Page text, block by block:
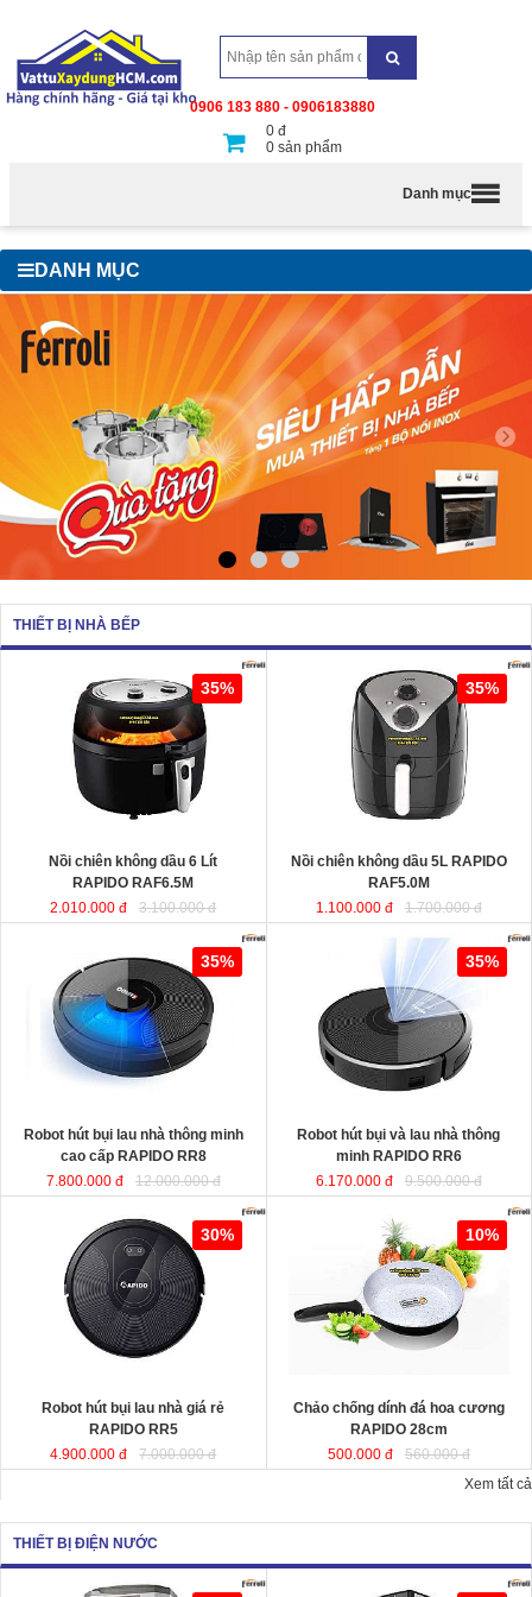
0906 183 880 - 0906183880
0 đ
0 sản phẩm
Danh mục
DANH MỤC
THIẾT BỊ NHÀ BẾP
Nồi chiên không dầu 6 Lít RAPIDO
sử dụng chất liệu nhựa
ABS an toàn và bền bỉ. Ngoài ra,
lòng nồi được sản xuất từ chất liệu
thép không gỉ phủ men chống dính,
giúp cho thực phẩm không bị dính,
vỡ nát trong quá trình chiên, rán…
35%
Nồi chiên không dầu 6 Lít
RAPIDO RAF6.5M
2.010.000 đ
3.100.000 đ
Nồi chiên không dầu 5L RAPIDO
35%
Nồi chiên không dầu 5L RAPIDO
RAF5.0M
1.100.000 đ
1.700.000 đ
Robot hút bụi lau nhà thông minh
cao cấp RAPIDO RR8
35%
Robot hút bụi lau nhà thông minh
cao cấp RAPIDO RR8
7.800.000 đ
12.000.000 đ
Robot hút bụi và lau nhà thông minh
35%
Robot hút bụi và lau nhà thông
minh RAPIDO RR6
6.170.000 đ
9.500.000 đ
Robot hút bụi lau nhà giá rẻ
RAPIDO RR5
30%
Robot hút bụi lau nhà giá rẻ
RAPIDO RR5
4.900.000 đ
7.000.000 đ
Chảo chống dính đá hoa cương
chất liệu nhôm đúc
nguyên khối giữ nhiệt tốt, thiết kế
hiện đại tiết kiệt năng lượng giúp
món ăn chín đều và nhanh hơn.
10%
Chảo chống dính đá hoa cương
RAPIDO 28cm
500.000 đ
560.000 đ
Xem tất cả
THIẾT BỊ ĐIỆN NƯỚC
Quạt hơi nước công suất lớn
Quạt làm mát công suất lớn